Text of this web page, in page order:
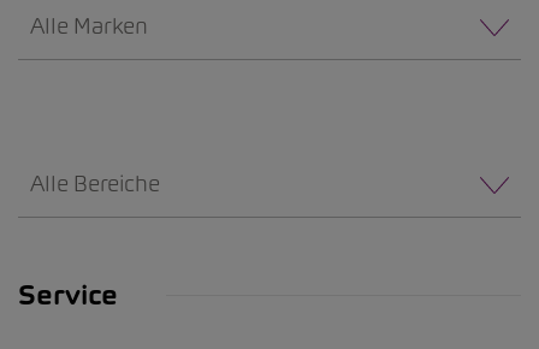
Alle Marken
Alle Bereiche
Service